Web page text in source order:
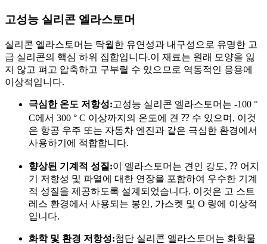
고성능 실리콘 엘라스토머
실리콘 엘라스토머는 탁월한 유연성과 내구성으로 유명한 고
급 실리콘의 핵심 하위 집합입니다.이 재료는 원래 모양을 잃
지 않고 펴고 압축하고 구부릴 수 있으므로 역동적인 응용에
이상적입니다.
극심한 온도 저항성:고성능 실리콘 엘라스토머는 -100 °
C에서 300 ° C 이상까지의 온도에 견 ⁇ 수 있으며, 이것
은 항공 우주 또는 자동차 엔진과 같은 극심한 환경에서
사용하기에 적합합니다.
향상된 기계적 성질:이 엘라스토머는 견인 강도, ⁇ 어지
기 저항성 및 파열에 대한 연장을 포함하여 우수한 기계
적 성질을 제공하도록 설계되었습니다. 이것은 고 스트
레스 환경에서 사용되는 봉인, 가스켓 및 O 링에 이상적
입니다.
화학 및 환경 저항성:첨단 실리콘 엘라스토머는 화학물